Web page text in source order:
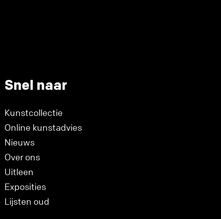
Snel naar
Kunstcollectie
Online kunstadvies
Nieuws
Over ons
Uitleen
Exposities
Lijsten oud